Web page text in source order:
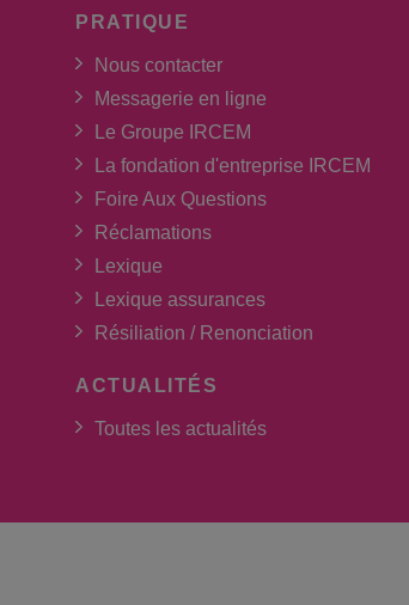
PRATIQUE
Nous contacter
Messagerie en ligne
Le Groupe IRCEM
La fondation d'entreprise IRCEM
Foire Aux Questions
Réclamations
Lexique
Lexique assurances
Résiliation / Renonciation
ACTUALITÉS
Toutes les actualités